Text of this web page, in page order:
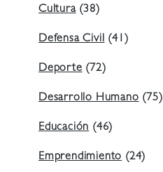
Cultura(38)
Defensa Civil(41)
Deporte(72)
Desarrollo Humano(75)
Educación(46)
Emprendimiento(24)